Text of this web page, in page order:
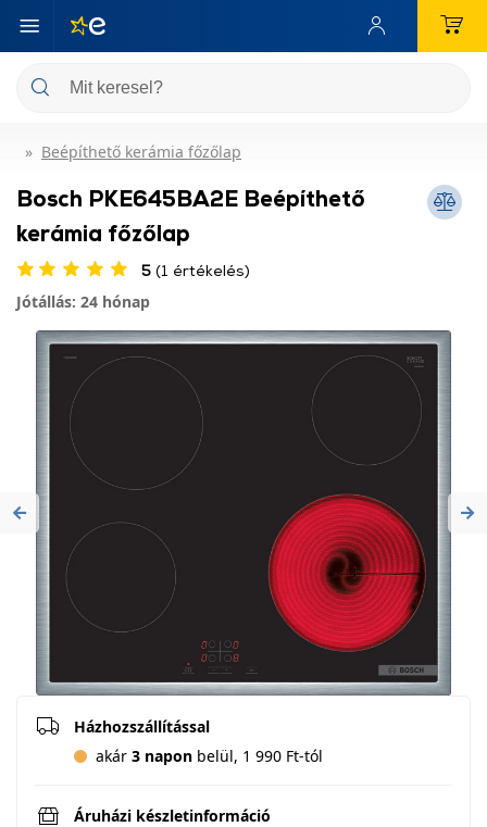
Beépíthető kerámia főzőlap
Bosch PKE645BA2E Beépíthető
kerámia főzőlap
5 (1 értékelés)
Jótállás: 24 hónap
Previous
Házhozszállítással
akár 3 napon belül, 1 990 Ft-tól
Áruházi készletinformáció